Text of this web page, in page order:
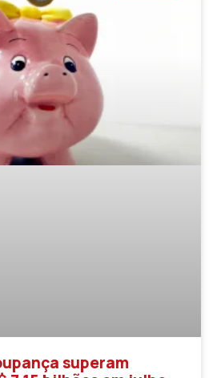
superam